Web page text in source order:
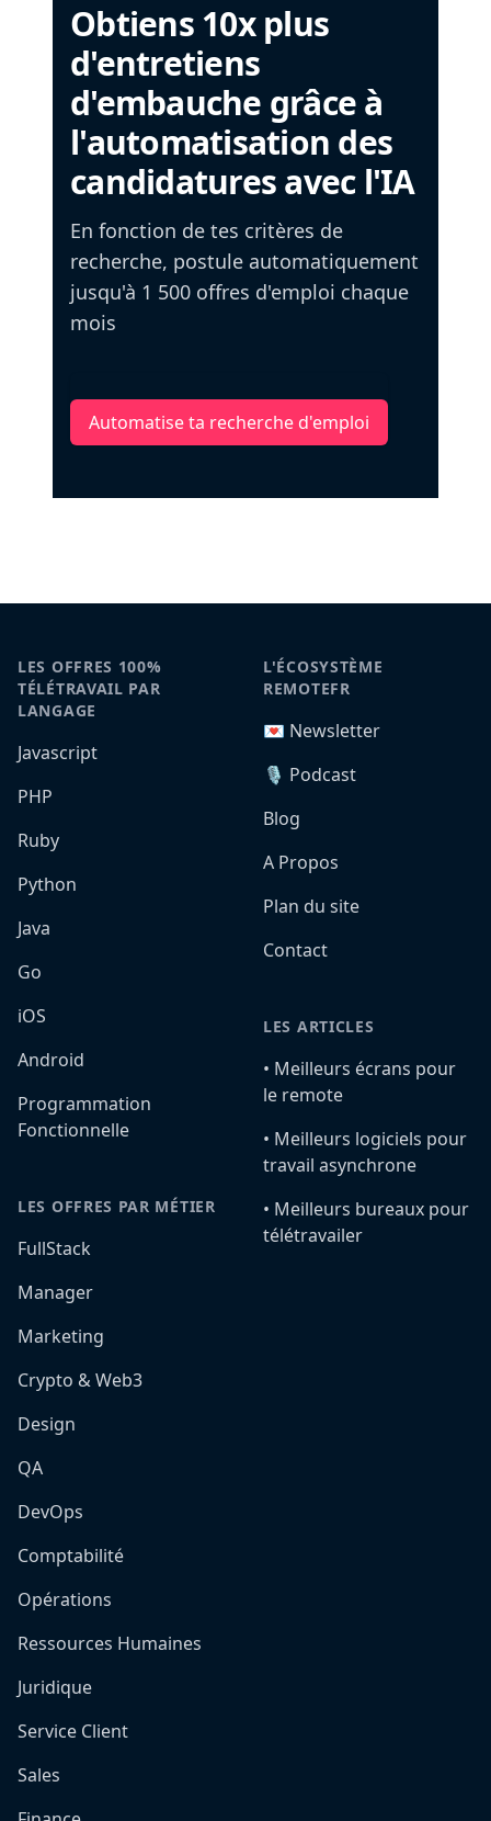
Obtiens 10x plus
d'entretiens
d'embauche grâce à
l'automatisation des
candidatures avec l'IA
En fonction de tes critères de
recherche, postule automatiquement
jusqu'à 1 500 offres d'emploi chaque
mois
Automatise ta recherche d'emploi
LES OFFRES 100%
TÉLÉTRAVAIL PAR
LANGAGE
Javascript
PHP
Ruby
Python
Java
Go
iOS
Android
Programmation
Fonctionnelle
LES OFFRES PAR MÉTIER
FullStack
Manager
Marketing
Crypto & Web3
Design
QA
DevOps
Comptabilité
Opérations
Ressources Humaines
Juridique
Service Client
Sales
L'ÉCOSYSTÈME
REMOTEFR
💌 Newsletter
🎙️ Podcast
Blog
A Propos
Plan du site
Contact
LES ARTICLES
•️ Meilleurs écrans pour
le remote
•️ Meilleurs logiciels pour
travail asynchrone
•️ Meilleurs bureaux pour
télétravailer